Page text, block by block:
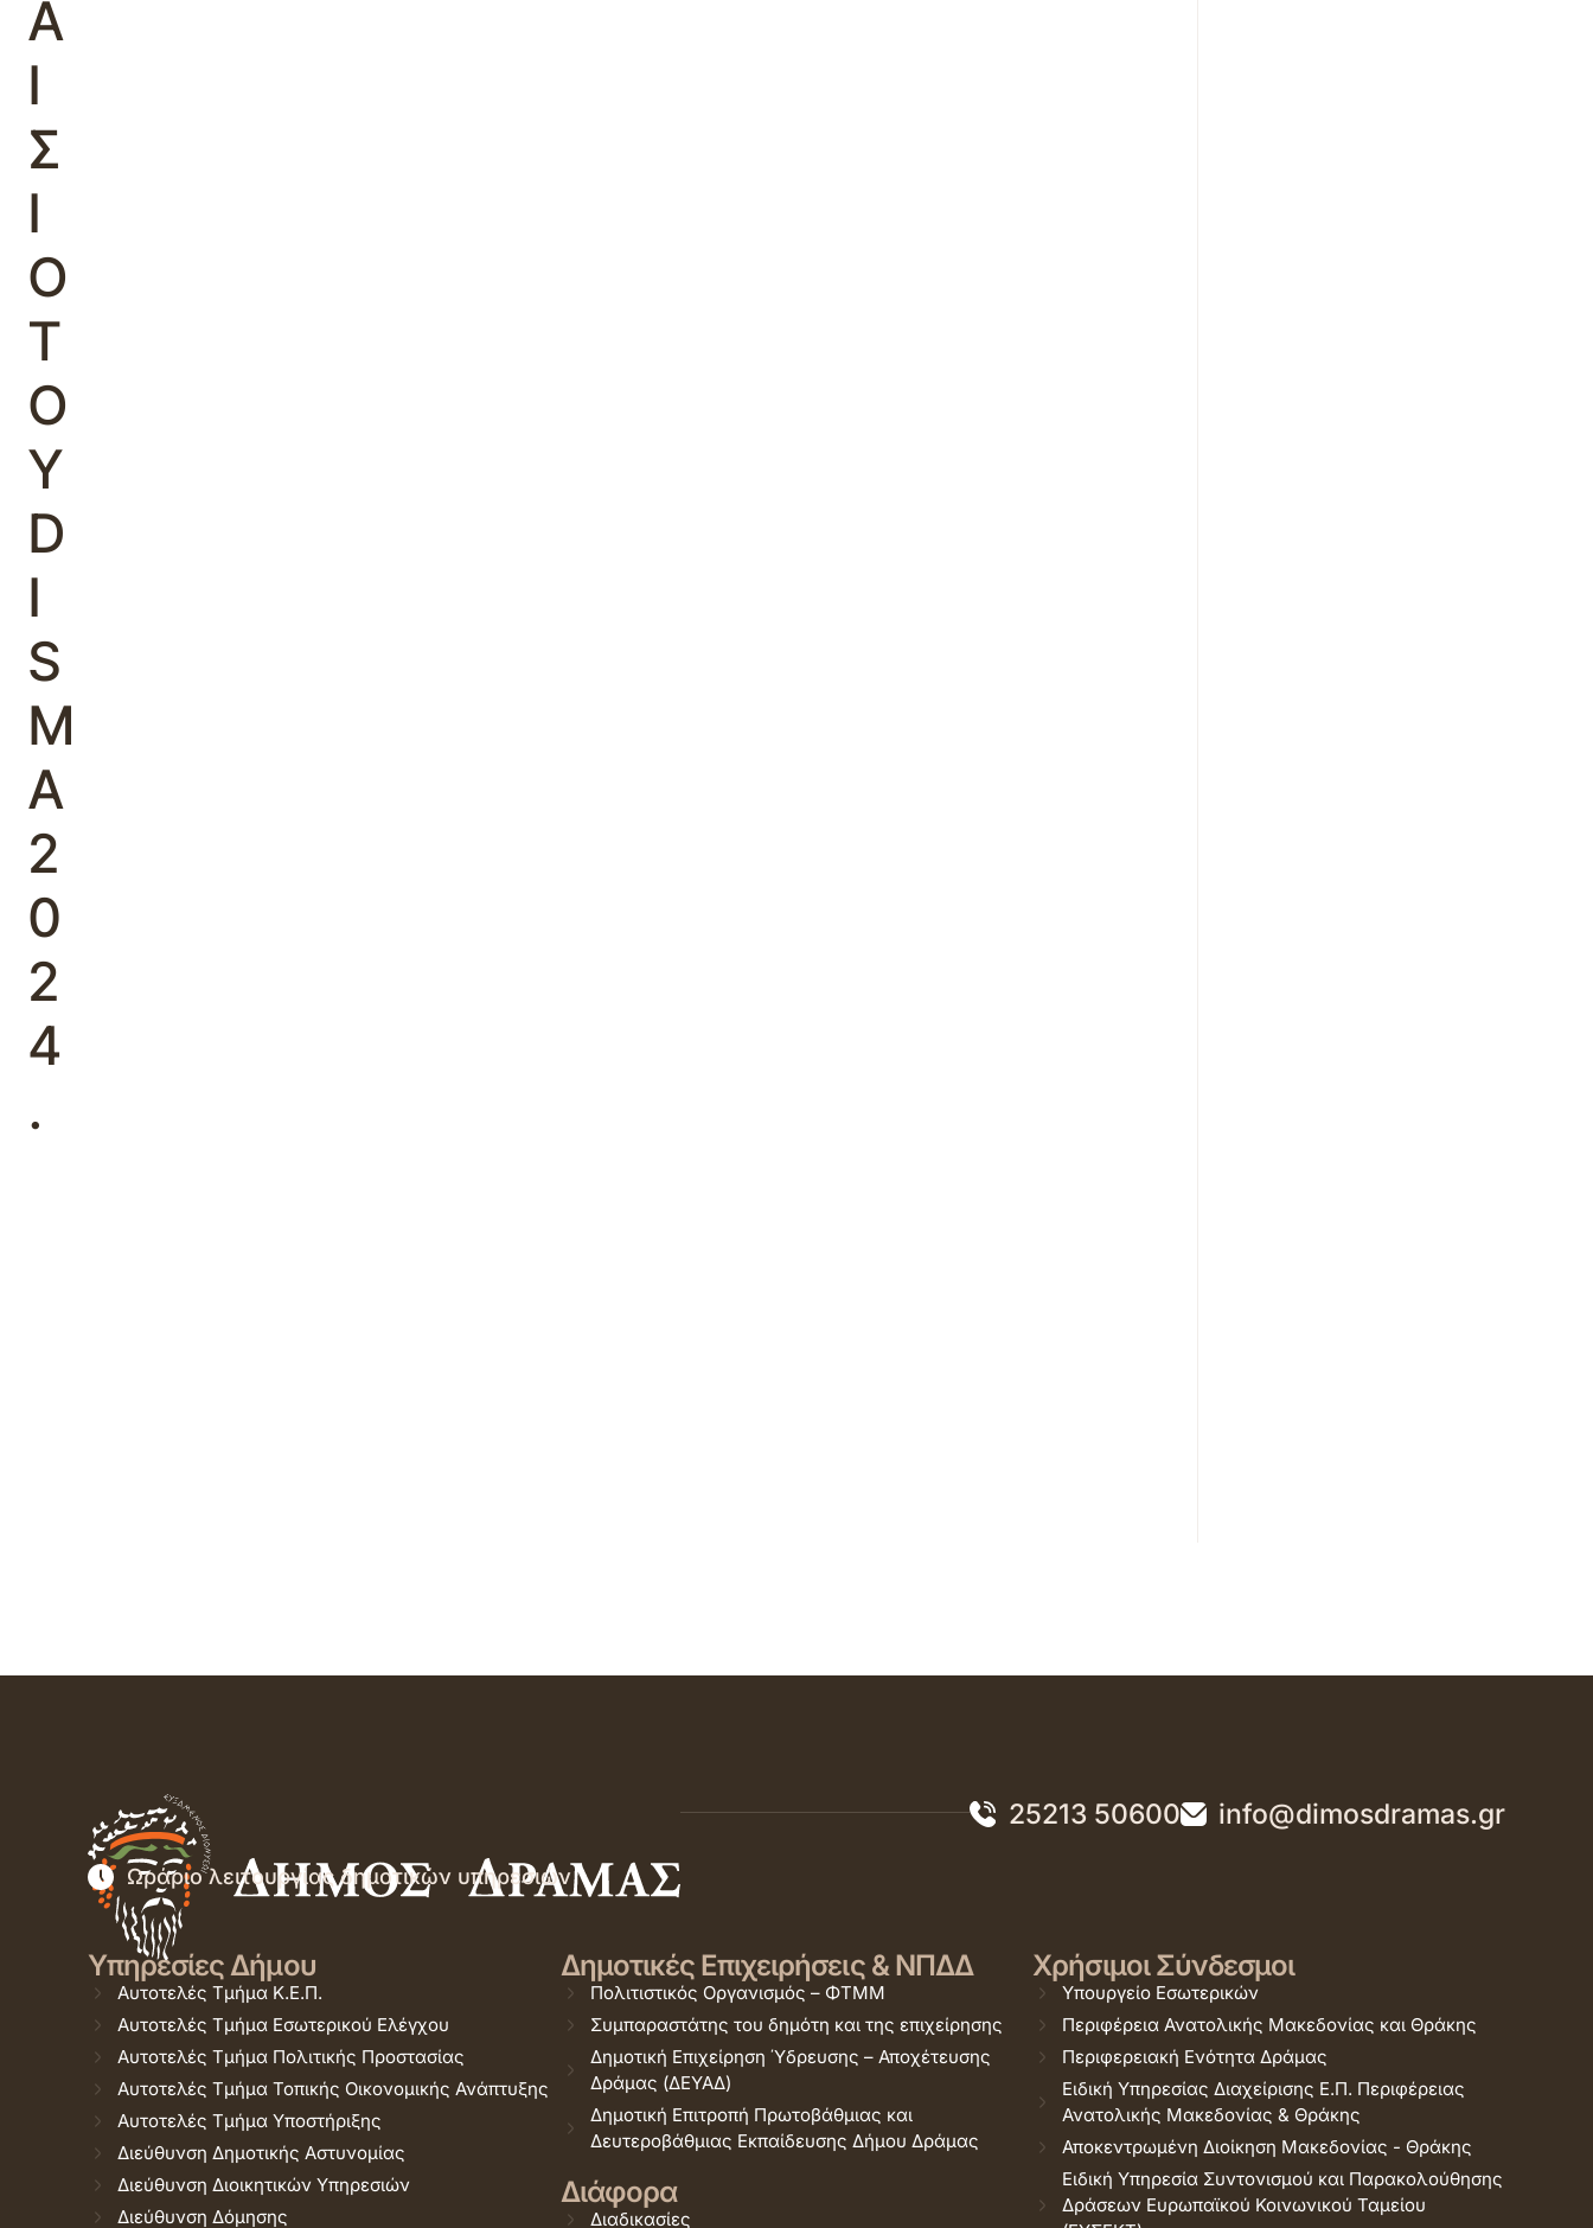
Α
Ι
Σ
Ι
Ο
Τ
Ο
Υ
D
I
S
M
A
2
0
2
4
.
25213 50600 info@dimosdramas.gr
Ωράριο λειτουργίας δημοτικών υπηρεσιών
Υπηρεσίες Δήμου
Αυτοτελές Τμήμα Κ.Ε.Π.
Αυτοτελές Τμήμα Εσωτερικού Ελέγχου
Αυτοτελές Τμήμα Πολιτικής Προστασίας
Αυτοτελές Τμήμα Τοπικής Οικονομικής Ανάπτυξης
Αυτοτελές Τμήμα Υποστήριξης
Διεύθυνση Δημοτικής Αστυνομίας
Διεύθυνση Διοικητικών Υπηρεσιών
Διεύθυνση Δόμησης
Δημοτικές Επιχειρήσεις & ΝΠΔΔ
Πολιτιστικός Οργανισμός – ΦΤΜΜ
Συμπαραστάτης του δημότη και της επιχείρησης
Δημοτική Επιχείρηση Ύδρευσης – Αποχέτευσης
Δράμας (ΔΕΥΑΔ)
Δημοτική Επιτροπή Πρωτοβάθμιας και
Δευτεροβάθμιας Εκπαίδευσης Δήμου Δράμας
Διάφορα
Διαδικασίες
Χρήσιμοι Σύνδεσμοι
Υπουργείο Εσωτερικών
Περιφέρεια Ανατολικής Μακεδονίας και Θράκης
Περιφερειακή Ενότητα Δράμας
Ειδική Υπηρεσίας Διαχείρισης Ε.Π. Περιφέρειας
Ανατολικής Μακεδονίας & Θράκης
Αποκεντρωμένη Διοίκηση Μακεδονίας - Θράκης
Ειδική Υπηρεσία Συντονισμού και Παρακολούθησης
Δράσεων Ευρωπαϊκού Κοινωνικού Ταμείου